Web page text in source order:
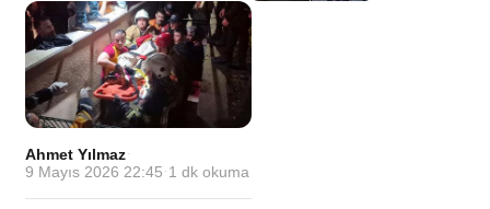
Ahmet Yılmaz·
9 Mayıs 2026 22:45 · 1 dk okuma